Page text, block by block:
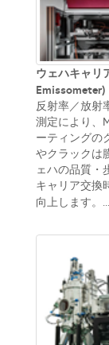
ウェハキャリ
Emissometer)
反射率／放射
測定により、
ーティングの
やクラックは
ェハの品質・
キャリア交換
向上します。...